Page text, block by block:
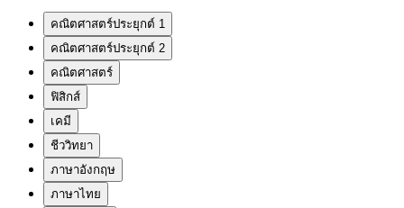
คณิตศาสตร์ประยุกต์ 1
คณิตศาสตร์ประยุกต์ 2
คณิตศาสตร์
ฟิสิกส์
เคมี
ชีววิทยา
ภาษาอังกฤษ
ภาษาไทย